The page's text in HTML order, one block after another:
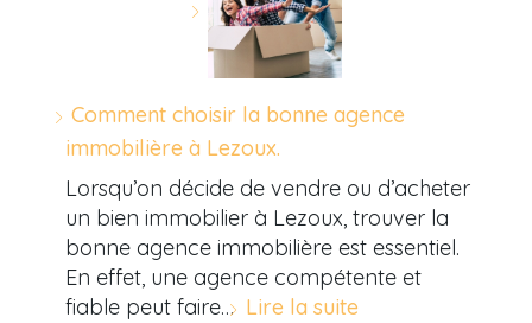
Comment choisir la bonne agence
immobilière à Lezoux.
Lorsqu’on décide de vendre ou d’acheter
un bien immobilier à Lezoux, trouver la
bonne agence immobilière est essentiel.
En effet, une agence compétente et
fiable peut faire… Lire la suite